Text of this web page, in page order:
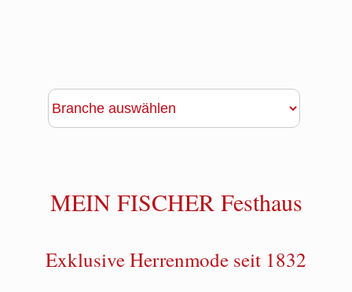
MEIN FISCHER Festhaus
Exklusive Herrenmode seit 1832